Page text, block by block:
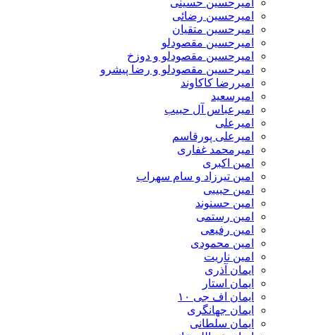
امیرحسین حسینی
امیرحسین رضائی
امیرحسین متقیان
امیرحسین مقصودلو
امیرحسین مقصودلو و دوزخ
امیرحسین مقصودلو و رضا پیشرو
امیررضا کاکاوند
امیرسعید
امیرعباس آل حبیب
امیرعلی
امیرعلی پورقاسم
امیرمحمد غفاری
امین اکبری
امین تیرزاد و سام سهراب
امین حبیبی
امین حسنوند
امین رستمی
امین رفیعی
امین محمودی
امین ناریت
ایمان آذری
ایمان استار
ایمان اف جی ۱۰
ایمان جهانگری
ایمان سلطانی